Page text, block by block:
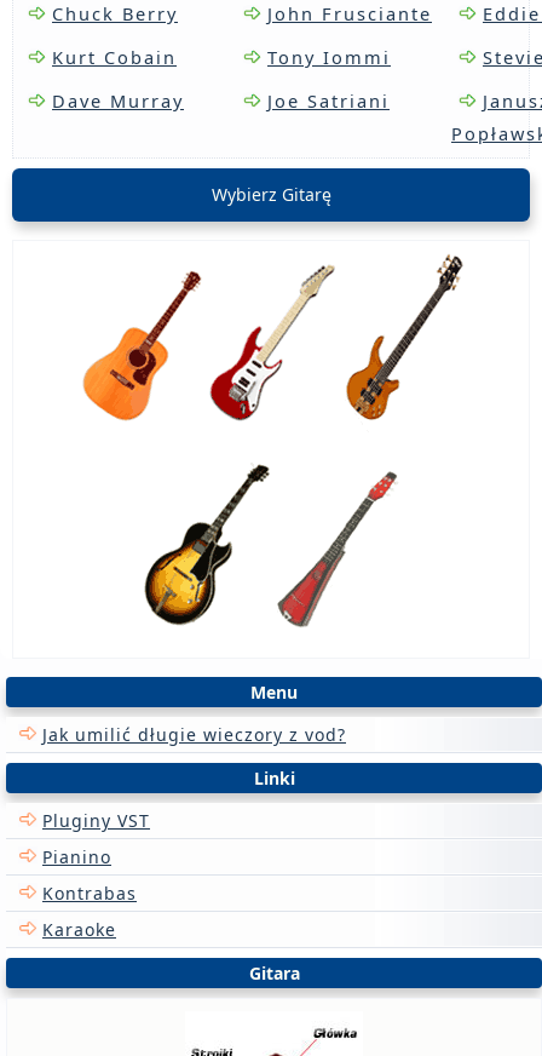
Chuck Berry
Kurt Cobain
Dave Murray
John Frusciante
Tony Iommi
Joe Satriani
Wybierz Gitarę
Menu
Jak umilić długie wieczory z vod?
Linki
Pluginy VST
Pianino
Kontrabas
Karaoke
Gitara